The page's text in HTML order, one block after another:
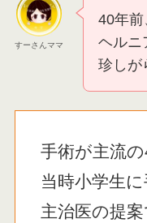
すーさんママ
40年
ヘルニ
珍しが
手術が主流
当時小学生
主治医の提